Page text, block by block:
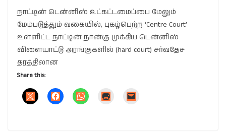
நாட்டின் டென்னிஸ் உட்கட்டமைப்பை மேலும்
மேம்படுத்தும் வகையில், புகழ்பெற்ற ‘Centre Court’
உள்ளிட்ட நாட்டின் நான்கு முக்கிய டென்னிஸ்
விளையாட்டு அரங்குகளில் (hard court) சர்வதேச
தரத்திலான
Share this: